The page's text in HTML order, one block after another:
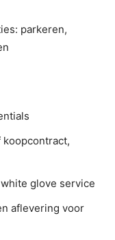
parkeren,
koopcontract,
glove service
aflevering voor